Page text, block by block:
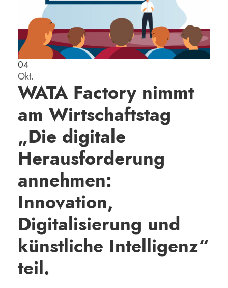
04
Okt.
WATA Factory nimmt
am Wirtschaftstag
„Die digitale
Herausforderung
annehmen:
Innovation,
Digitalisierung und
künstliche Intelligenz“
teil.